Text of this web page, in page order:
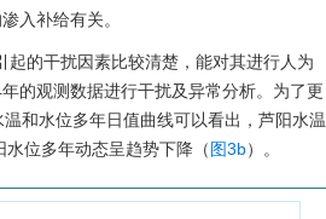
入补给有关。
的干扰因素比较清楚，能对其进行人为
的观测数据进行干扰及异常分析。为了更
和水位多年日值曲线可以看出，芦阳水温
位多年动态呈趋势下降（图3b）。